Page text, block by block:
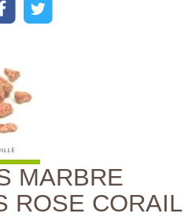
MARBRE
ROSE CORAIL